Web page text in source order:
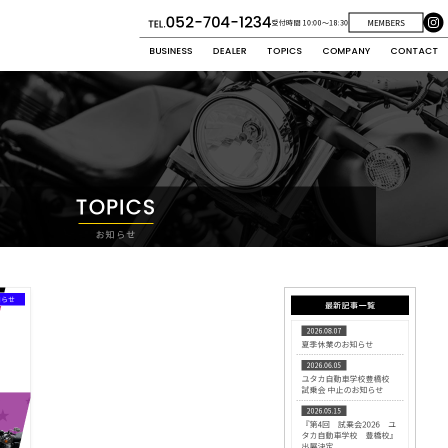
TOPICS
お知らせ
せ 最新記事一覧
2026.08.07
夏季休業のお知らせ
2026.06.05
ユタカ自動車学校豊橋校
試乗会 中止のお知らせ
2026.05.15
『第4回 試乗会2026 ユ
タカ自動車学校 豊橋校』
052-704-1234受付時間 10:00～18:30 MEMBERS
BUSINESS DEALER TOPICS COMPANY CONTACT